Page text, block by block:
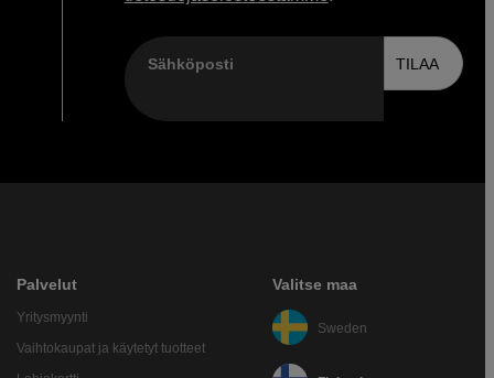
Sähköposti TILAA
Palvelut
Yritysmyynti
Vaihtokaupat ja käytetyt tuotteet
Valitse maa
Sweden